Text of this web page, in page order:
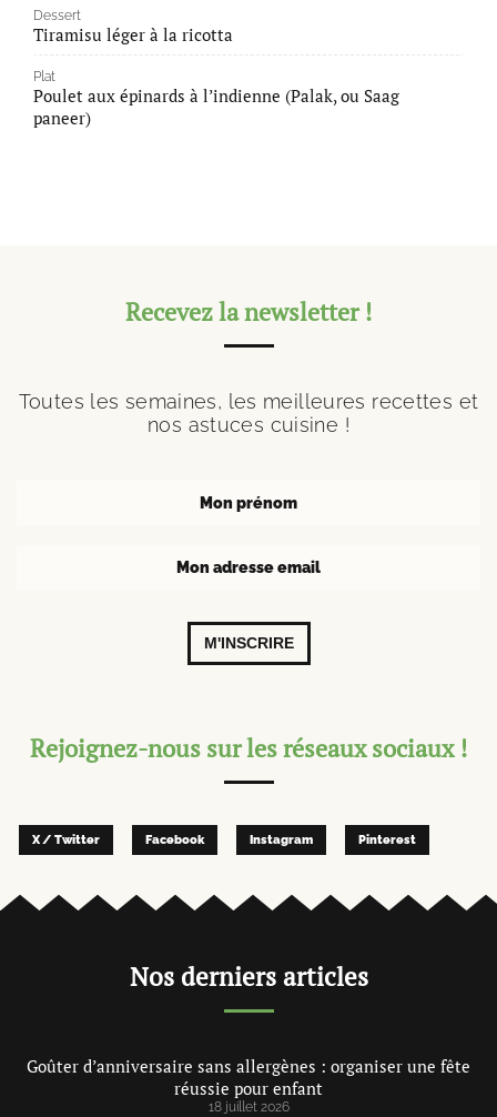
Dessert
Tiramisu léger à la ricotta
Plat
Poulet aux épinards à l’indienne (Palak, ou Saag
paneer)
Recevez la newsletter !
Toutes les semaines, les meilleures recettes et
nos astuces cuisine !
M'INSCRIRE
Rejoignez-nous sur les réseaux sociaux !
X / Twitter Facebook Instagram Pinterest
Nos derniers articles
Goûter d’anniversaire sans allergènes : organiser une fête
réussie pour enfant
18 juillet 2026